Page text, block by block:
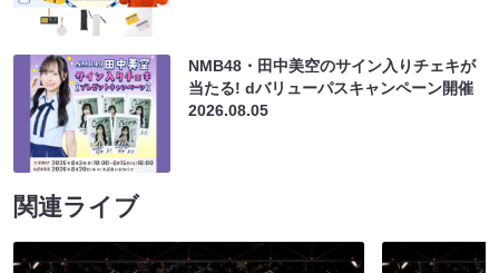
NMB48・田中美空のサイン入りチェキが
当たる! dバリューパスキャンペーン開催
2026.08.05
関連ライブ